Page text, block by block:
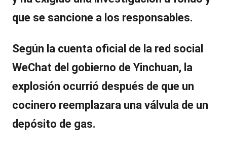
que se sancione a los responsables.
Según la cuenta oficial de la red social
WeChat del gobierno de Yinchuan, la
explosión ocurrió después de que un
cocinero reemplazara una válvula de un
depósito de gas.